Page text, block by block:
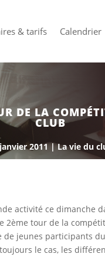
& tarifs Calendrier
DE LA
CLUB
2011|La vie du
activité ce dimanche
le 2ème tour de la
de jeunes participants
le cas, les